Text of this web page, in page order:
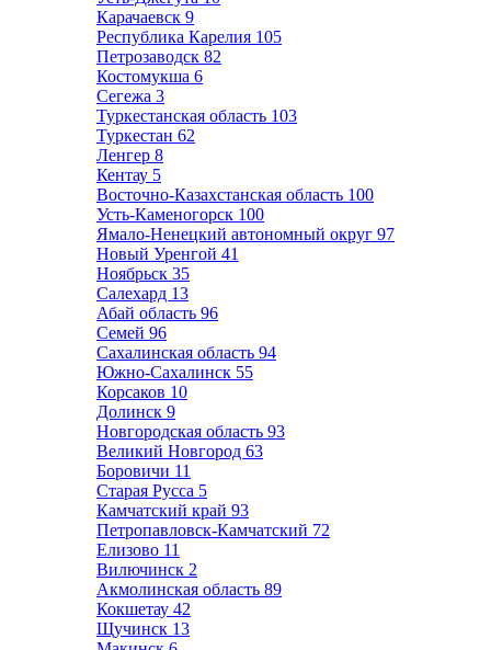
Карачаевск 9
Республика Карелия 105
Петрозаводск 82
Костомукша 6
Сегежа 3
Туркестанская область 103
Туркестан 62
Ленгер 8
Кентау 5
Восточно-Казахстанская область 100
Усть-Каменогорск 100
Ямало-Ненецкий автономный округ 97
Новый Уренгой 41
Ноябрьск 35
Салехард 13
Абай область 96
Семей 96
Сахалинская область 94
Южно-Сахалинск 55
Корсаков 10
Долинск 9
Новгородская область 93
Великий Новгород 63
Боровичи 11
Старая Русса 5
Камчатский край 93
Петропавловск-Камчатский 72
Елизово 11
Вилючинск 2
Акмолинская область 89
Кокшетау 42
Щучинск 13